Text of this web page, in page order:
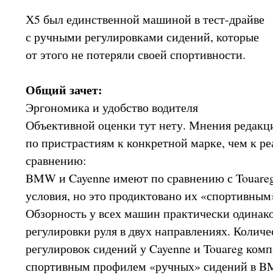
Х5 был единственной машиной в тест-драйве
с ручными регулировками сидений, которые
от этого не потеряли своей спортивности.
Общий зачет:
Эргономика и удобство водителя
Объективной оценки тут нету. Мнения
по пристрастиям к конкретной марке, чем к
сравнению:
BMW и Cayenne имеют по сравнению с
условия, но это продиктовано их
Обзорность у всех машин практически
регулировки руля в двух направлениях.
регулировок сидений у Cayenne и Touareg
спортивным профилем «ручных» сидений в